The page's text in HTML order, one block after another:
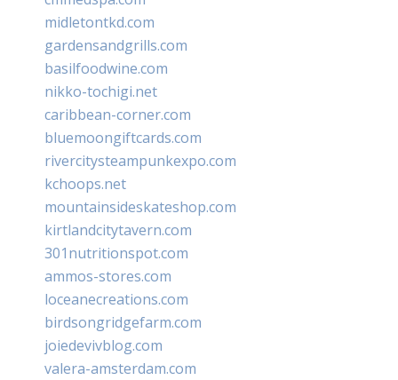
midletontkd.com
gardensandgrills.com
basilfoodwine.com
nikko-tochigi.net
caribbean-corner.com
bluemoongiftcards.com
rivercitysteampunkexpo.com
kchoops.net
mountainsideskateshop.com
kirtlandcitytavern.com
301nutritionspot.com
ammos-stores.com
loceanecreations.com
birdsongridgefarm.com
joiedevivblog.com
valera-amsterdam.com